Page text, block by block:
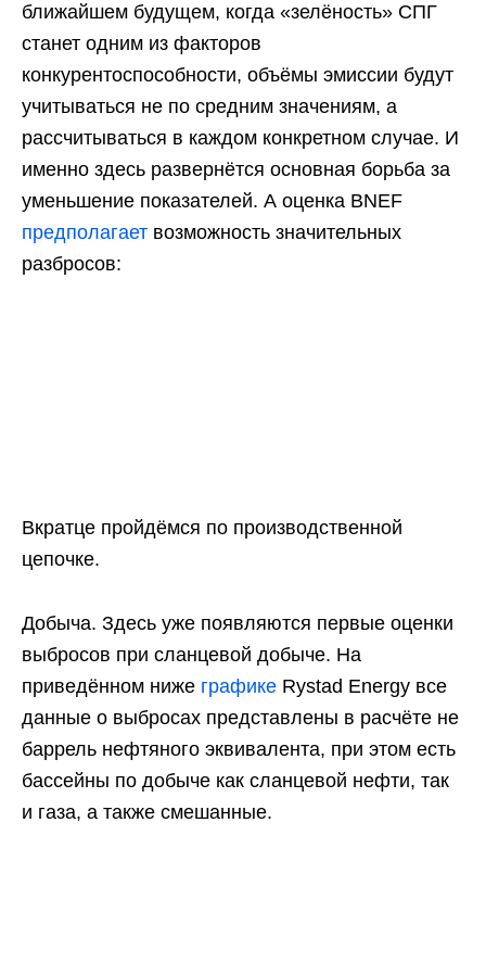
ближайшем будущем, когда «зелёность» СПГ
станет одним из факторов
конкурентоспособности, объёмы эмиссии будут
учитываться не по средним значениям, а
рассчитываться в каждом конкретном случае. И
именно здесь развернётся основная борьба за
уменьшение показателей. А оценка BNEF
предполагает возможность значительных
разбросов:
Вкратце пройдёмся по производственной
цепочке.
Добыча. Здесь уже появляются первые оценки
выбросов при сланцевой добыче. На
приведённом ниже графике Rystad Energy все
данные о выбросах представлены в расчёте не
баррель нефтяного эквивалента, при этом есть
бассейны по добыче как сланцевой нефти, так
и газа, а также смешанные.